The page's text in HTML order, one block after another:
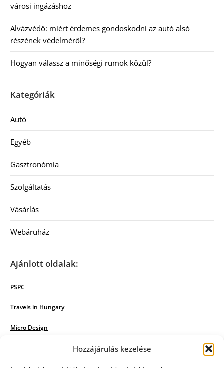
Hozzájárulás kezelése
városi ingázáshoz
Alvázvédő: miért érdemes gondoskodni az autó alsó
részének védelméről?
Hogyan válassz a minőségi rumok közül?
Kategóriák
Autó
Egyéb
Gasztronómia
Szolgáltatás
Vásárlás
Webáruház
Ajánlott oldalak:
PSPC
Travels in Hungary
Micro Design